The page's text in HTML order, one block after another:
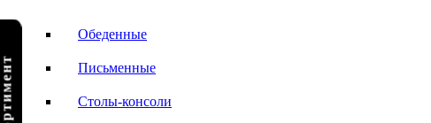
Обеденные
Письменные
Столы-консоли